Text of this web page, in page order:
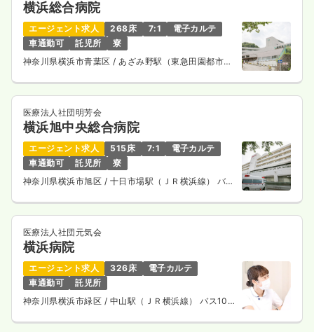
内視鏡正・准看護師 一般病院
日勤のみ（常勤）
給与 28.0万円〜/月 賞与4ヶ月
※経験10年の例
時間 8:30～17:30
日祝休み
オンコールあり
気になる 詳細を見る
透析
日勤のみ（常勤）
給与 29.2 万円〜/月
※経験3年の例
時間 8:30～17:30（休憩60分）
日祝休み
年間休日122日 4週8休以上
ブランク可
横浜総合病院
エージェント求人 268床 7:1
電子カルテ
車通勤可
託児所
寮
神奈川県横浜市青葉区/ あざみ野駅（東急田園都市
医療法人社団明芳会
横浜旭中央総合病院
エージェント求人 515床 7:1
電子カルテ
車通勤可
託児所
寮
神奈川県横浜市旭区 / 十日市場駅（ＪＲ横浜線） バス
医療法人社団元気会
横浜病院
エージェント求人 326床
電子カルテ
車通勤可
託児所
神奈川県横浜市緑区 / 中山駅（ＪＲ横浜線） バス10